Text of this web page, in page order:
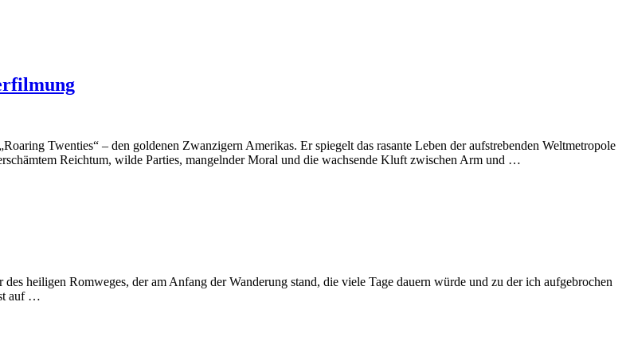
Twenties“ – den goldenen Zwanzigern Amerikas. Er spiegelt das rasante Leben der aufstrebenden Weltmetropole
Reichtum, wilde Parties, mangelnder Moral und die wachsende Kluft zwischen Arm und …
heiligen Romweges, der am Anfang der Wanderung stand, die viele Tage dauern würde und zu der ich aufgebrochen
auf …